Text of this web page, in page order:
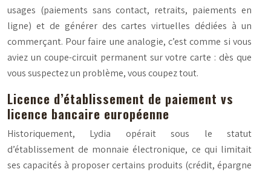
usages (paiements sans contact, retraits, paiements en
ligne) et de générer des cartes virtuelles dédiées à un
commerçant. Pour faire une analogie, c’est comme si vous
aviez un coupe-circuit permanent sur votre carte : dès que
vous suspectez un problème, vous coupez tout.
Licence d’établissement de paiement vs
licence bancaire européenne
Historiquement, Lydia opérait sous le statut
d’établissement de monnaie électronique, ce qui limitait
ses capacités à proposer certains produits (crédit, épargne